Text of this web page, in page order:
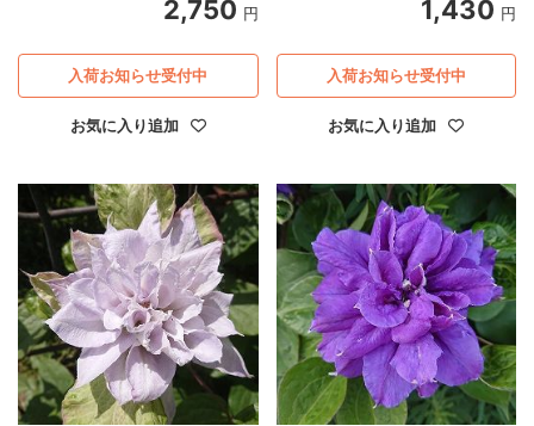
2,750 円
お気に入り追加
入荷お知らせ受付中
1,430 円
お気に入り追加
入荷お知らせ受付中